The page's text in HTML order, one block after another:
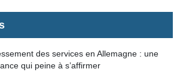
des services en Allemagne : une
qui peine à s’affirmer